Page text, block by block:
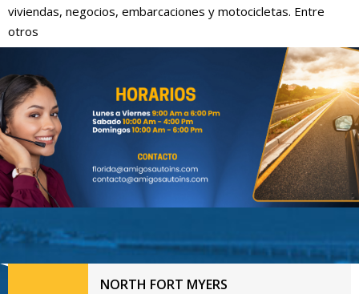
viviendas, negocios, embarcaciones y motocicletas. Entre
otros
NORTH FORT MYERS